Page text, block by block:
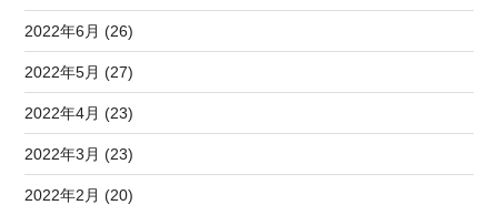
2022年6月 (26)
2022年5月 (27)
2022年4月 (23)
2022年3月 (23)
2022年2月 (20)